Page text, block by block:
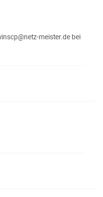
meister.de bei